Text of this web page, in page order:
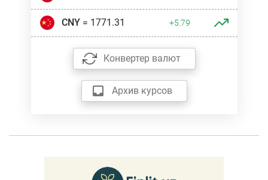
CNY= 1771.31 +5.79
Конвертер валют
Архив курсов